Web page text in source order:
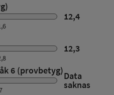
12,4
12,3
6 (provbetyg)Data
saknas